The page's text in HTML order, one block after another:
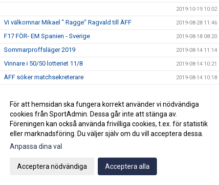
2019-10-19 10:02
Vi välkomnar Mikael " Ragge" Ragvald till ÄFF 2019-08-28 11:46
F17 FÖR- EM Spanien - Sverige 2019-08-18 08:20
Sommarproffsläger 2019 2019-08-14 11:14
Vinnare i 50/50 lotteriet 11/8 2019-08-14 10:21
ÄFF söker matchsekreterare 2019-08-14 10:18
Kalle är på semester 2019-08-10 09:14
Klubbchefen Helena Wennerström presenterar sig 2019-08-07 08:52
FitLine är ny samarbetspartner 2019-08-03 14:21
ÄFF söker matchsekreterare
Bemanning på våra kanslier i sommar
För att hemsidan ska fungera korrekt använder vi nödvändiga
cookies från SportAdmin. Dessa går inte att stänga av.
Föreningen kan också använda frivilliga cookies, t.ex. för statistik
eller marknadsföring. Du väljer själv om du vill acceptera dessa.
Anpassa dina val
Acceptera nödvändiga Acceptera alla